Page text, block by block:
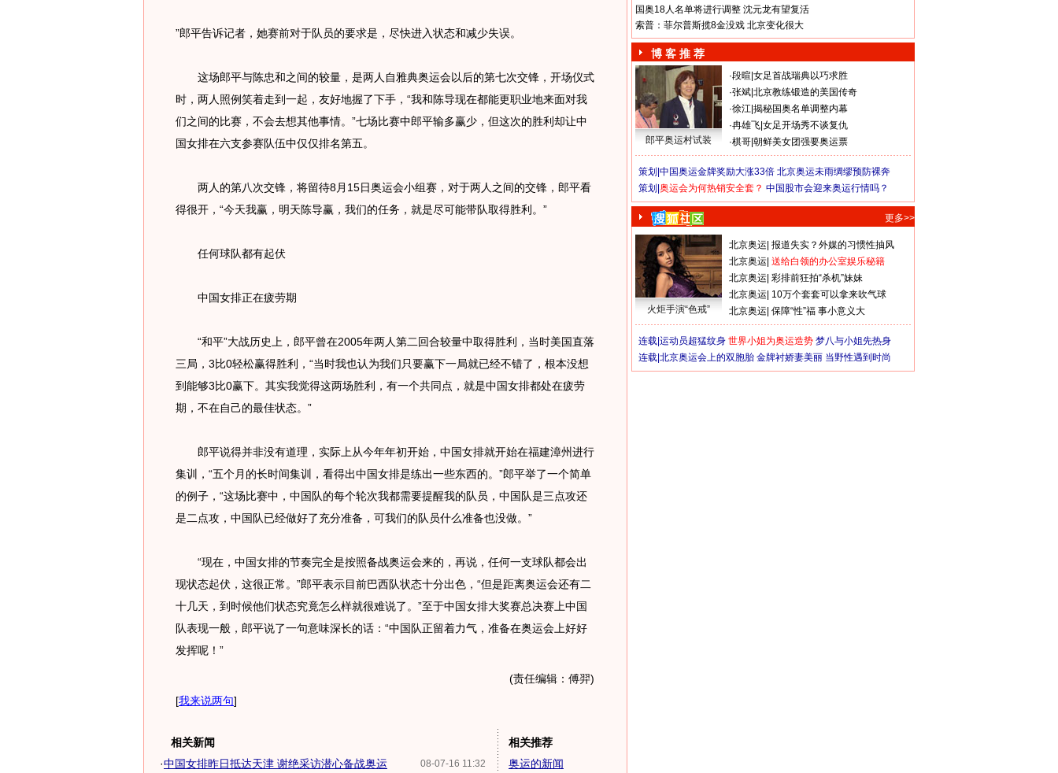
”郎平告诉记者，她赛前对于队员的要求是，尽快进入状态和减少失误。
这场郎平与陈忠和之间的较量，是两人自雅典奥运会以后的第七次交锋，开场仪式
时，两人照例笑着走到一起，友好地握了下手，“我和陈导现在都能更职业地来面对我
们之间的比赛，不会去想其他事情。”七场比赛中郎平输多赢少，但这次的胜利却让中
国女排在六支参赛队伍中仅仅排名第五。
两人的第八次交锋，将留待8月15日奥运会小组赛，对于两人之间的交锋，郎平看
得很开，“今天我赢，明天陈导赢，我们的任务，就是尽可能带队取得胜利。”
任何球队都有起伏
中国女排正在疲劳期
“和平”大战历史上，郎平曾在2005年两人第二回合较量中取得胜利，当时美国直落
三局，3比0轻松赢得胜利，“当时我也认为我们只要赢下一局就已经不错了，根本没想
到能够3比0赢下。其实我觉得这两场胜利，有一个共同点，就是中国女排都处在疲劳
期，不在自己的最佳状态。”
郎平说得并非没有道理，实际上从今年年初开始，中国女排就开始在福建漳州进行
集训，“五个月的长时间集训，看得出中国女排是练出一些东西的。”郎平举了一个简单
的例子，“这场比赛中，中国队的每个轮次我都需要提醒我的队员，中国队是三点攻还
是二点攻，中国队已经做好了充分准备，可我们的队员什么准备也没做。”
“现在，中国女排的节奏完全是按照备战奥运会来的，再说，任何一支球队都会出
现状态起伏，这很正常。”郎平表示目前巴西队状态十分出色，“但是距离奥运会还有二
十几天，到时候他们状态究竟怎么样就很难说了。”至于中国女排大奖赛总决赛上中国
队表现一般，郎平说了一句意味深长的话：“中国队正留着力气，准备在奥运会上好好
发挥呢！”
(责任编辑：傅羿)
[我来说两句]
相关新闻
08-07-16 11:32
·中国女排昨日抵达天津 谢绝采访潜心备战奥运
相关推荐
奥运的新闻
国奥18人名单将进行调整 沈元龙有望复活
索普：菲尔普斯揽8金没戏 北京变化很大
博 客 推 荐
郎平奥运村试装
·段暄 女足首战瑞典以巧求胜
·张斌 北京教练锻造的美国传奇
·徐江 揭秘国奥名单调整内幕
·冉雄飞 女足开场秀不谈复仇
·棋哥 朝鲜美女团强要奥运票
策划| 中国奥运金牌奖励大涨33倍 北京奥运未雨绸缪预防裸奔
策划| 奥运会为何热销安全套？ 中国股市会迎来奥运行情吗？
更多>>
火炬手演“色戒”
北京奥运 报道失实？外媒的习惯性抽风
北京奥运 送给白领的办公室娱乐秘籍
北京奥运 彩排前狂拍“杀机”妹妹
北京奥运 10万个套套可以拿来吹气球
北京奥运 保障“性”福 事小意义大
连载| 运动员超猛纹身 世界小姐为奥运造势 梦八与小姐先热身
连载| 北京奥运会上的双胞胎 金牌衬娇妻美丽 当野性遇到时尚